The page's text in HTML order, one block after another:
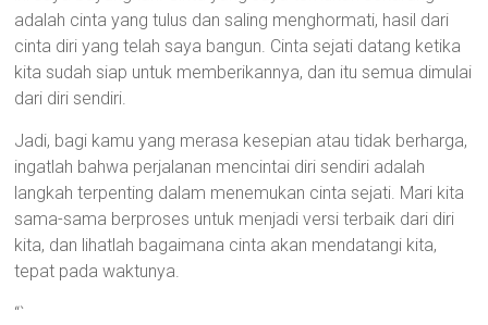
adalah cinta yang tulus dan saling menghormati, hasil dari
cinta diri yang telah saya bangun. Cinta sejati datang ketika
kita sudah siap untuk memberikannya, dan itu semua dimulai
dari diri sendiri.
Jadi, bagi kamu yang merasa kesepian atau tidak berharga,
ingatlah bahwa perjalanan mencintai diri sendiri adalah
langkah terpenting dalam menemukan cinta sejati. Mari kita
sama-sama berproses untuk menjadi versi terbaik dari diri
kita, dan lihatlah bagaimana cinta akan mendatangi kita,
tepat pada waktunya.
“`